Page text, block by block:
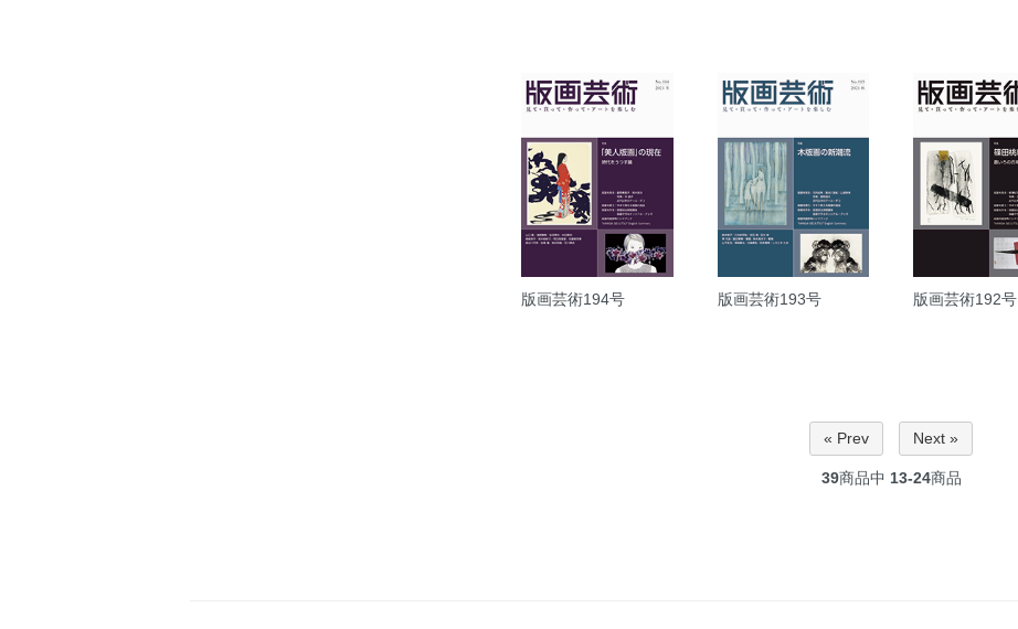
版画芸術194号 版画芸術193号 版画芸術192号
« Prev Next »
39商品中 13-24商品